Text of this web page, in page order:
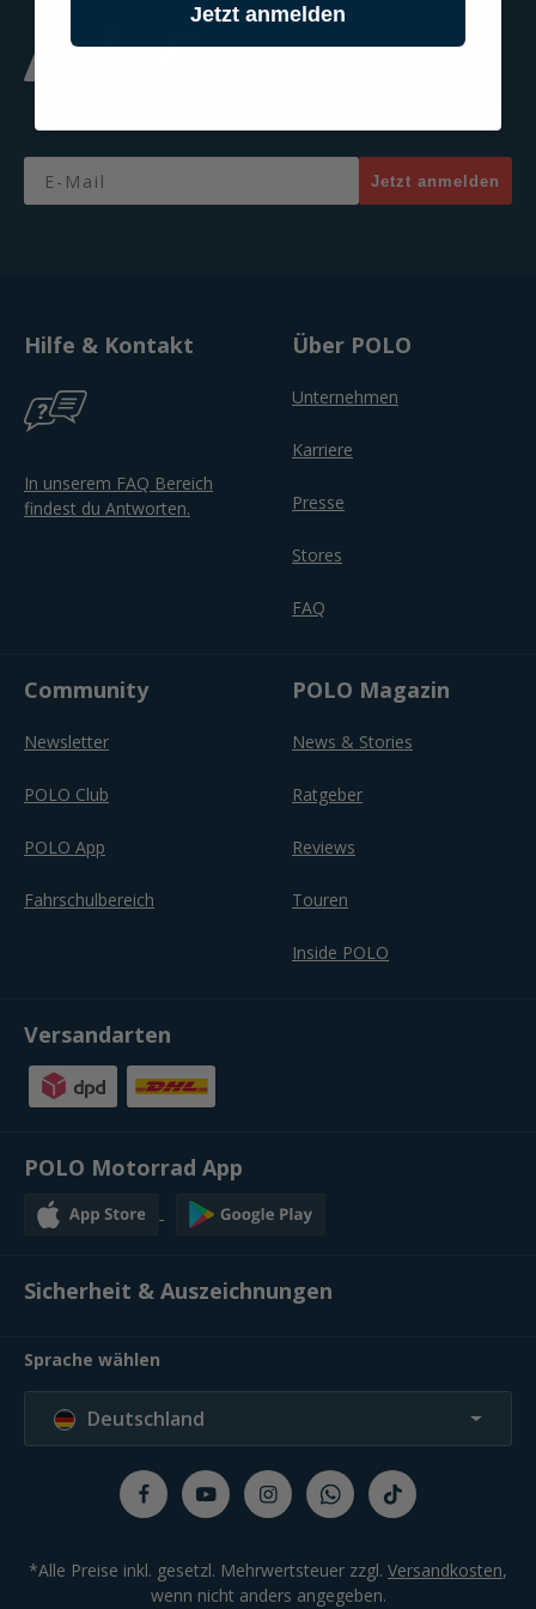
Email
Jetzt anmelden
Hilfe & Kontakt
In unserem FAQ Bereich
findest du Antworten.
Über POLO
Unternehmen
Karriere
Presse
Stores
FAQ
Community
Newsletter
POLO Club
POLO App
Fahrschulbereich
POLO Magazin
News & Stories
Ratgeber
Reviews
Touren
Inside POLO
Versandarten
POLO Motorrad App
Sicherheit & Auszeichnungen
Sprache wählen
Deutschland
*Alle Preise inkl. gesetzl. Mehrwertsteuer zzgl. Versandkosten,
wenn nicht anders angegeben.
Jetzt anmelden